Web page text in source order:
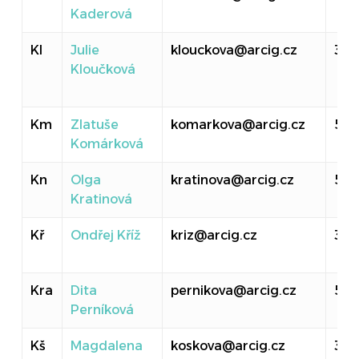
Kaderová
Kl
Julie
Kloučková
klouckova@arcig.cz 314
Km
Zlatuše
Komárková
komarkova@arcig.cz 516
Kn
Olga
Kratinová
kratinova@arcig.cz
Kř Ondřej Kříž kriz@arcig.cz 310
Kra
Dita
Perníková
pernikova@arcig.cz
Kš
Magdalena
koskova@arcig.cz 314